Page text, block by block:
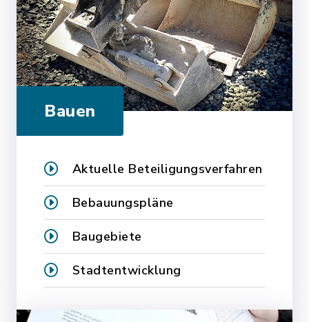
Bauen
Aktuelle Beteiligungsverfahren
Bebauungspläne
Baugebiete
Stadtentwicklung